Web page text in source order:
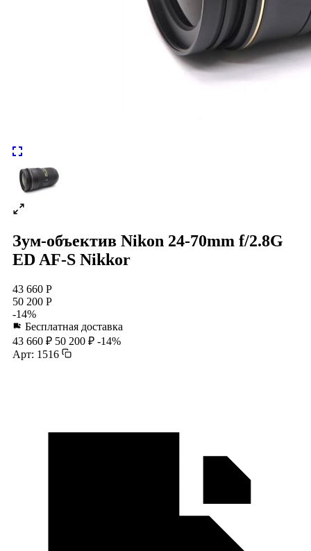
Зум-объектив Nikon 24-70mm f/2.8G
ED AF-S Nikkor
43 660 Р
50 200 Р
-14%
Бесплатная доставка
43 660 ₽ 50 200 ₽ -14%
Арт: 1516